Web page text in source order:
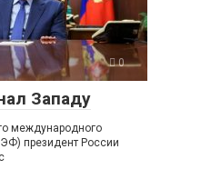
0
Западу
международного
президент России